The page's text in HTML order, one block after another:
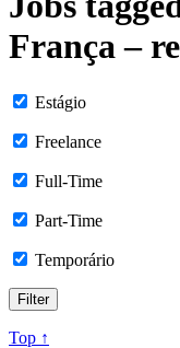
França –
Estágio
Freelance
Full-Time
Part-Time
Temporário
Top ↑